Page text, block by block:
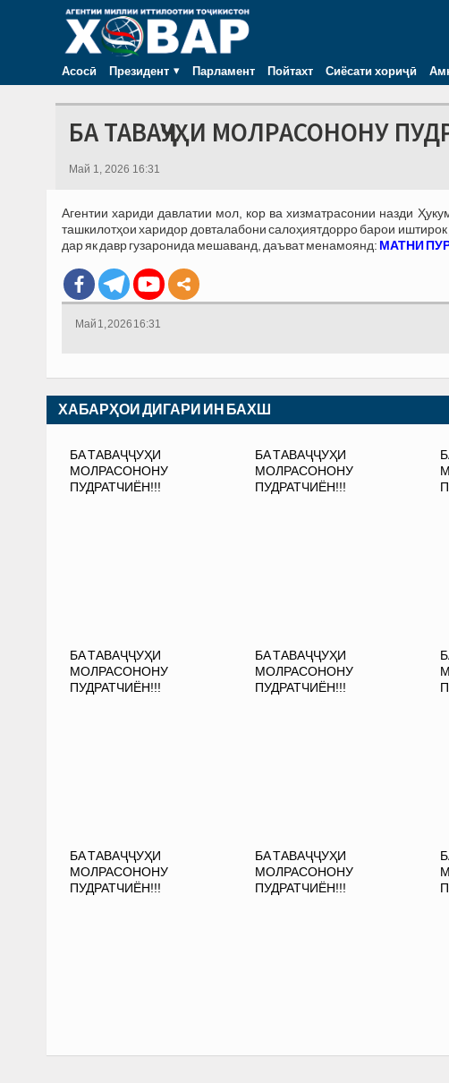
Асосӣ Президент Парламент Пойтахт Сиёсати хориҷӣ
БА ТАВАҶҶУҲИ МОЛРАСОНОНУ
Май 1, 2026 16:31
Агентии хариди давлатии мол, кор ва хизматрасонии назди
ташкилотҳои харидор довталабони салоҳиятдорро барои
дар як давр гузаронида мешаванд, даъват менамоянд: МАТНИ
Май 1, 2026 16:31
ХАБАРҲОИ ДИГАРИ ИН БАХШ
БА ТАВАҶҶУҲИ
МОЛРАСОНОНУ
ПУДРАТЧИЁН!!!
БА ТАВАҶҶУҲИ
МОЛРАСОНОНУ
ПУДРАТЧИЁН!!!
БА ТАВАҶҶУҲИ
МОЛРАСОНОНУ
ПУДРАТЧИЁН!!!
БА ТАВАҶҶУҲИ
МОЛРАСОНОНУ
ПУДРАТЧИЁН!!!
БА ТАВАҶҶУҲИ
МОЛРАСОНОНУ
ПУДРАТЧИЁН!!!
БА ТАВАҶҶУҲИ
МОЛРАСОНОНУ
ПУДРАТЧИЁН!!!